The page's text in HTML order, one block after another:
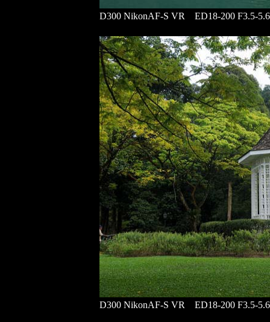
D300 NikonAF-S VR ED18-200 F3.5-
D300 NikonAF-S VR ED18-200 F3.5-